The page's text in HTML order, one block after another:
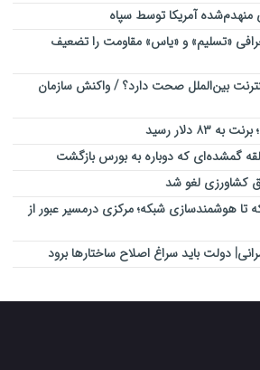
منهدم‌شده آمریکا توسط سپاه
«تسلیم» و «یاس» مقاومت را تضعیف
۲.۷ برای اینترنت بین‌الملل صحت دارد؟ / واکنش سازمان
دلار رسید
گمشده‌ای که دوباره به بورس بازگشت
کشاورزی لغو شد
شبکه تا هوشمندسازی شبکه؛ مرکزی درمسیر عبور از
دولت باید سراغ اصلاح ساختارها برود